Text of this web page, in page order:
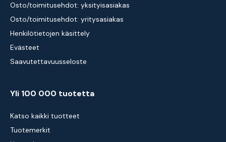
Osto/toimitusehdot: yksityisasiakas
Osto/toimitusehdot: yritysasiakas
Henkilötietojen käsittely
Evästeet
Saavutettavuusseloste
Yli 100 000 tuotetta
Katso kaikki tuotteet
Tuotemerkit